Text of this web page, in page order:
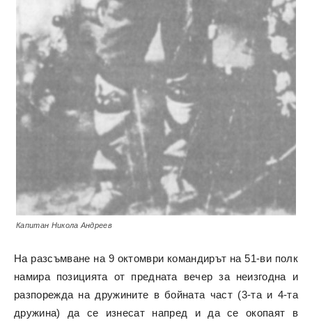
Капитан Никола Андреев
На разсъмване на 9 октомври командирът на 51-ви полк
намира позицията от предната вечер за неизгодна и
разпорежда на дружините в бойната част (3-та и 4-та
дружина) да се изнесат напред и да се окопаят в